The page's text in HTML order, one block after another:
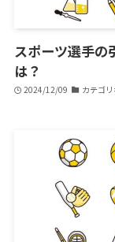
スポーツ選手の
は？
2024/12/09 カテゴ